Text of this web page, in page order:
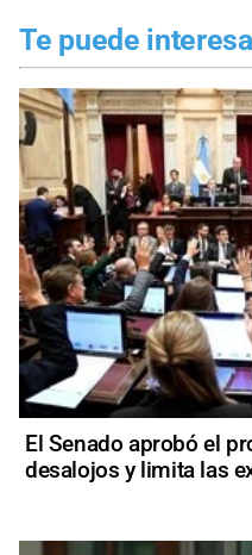
Te puede
El Senado aprobó el
desalojos y limita las